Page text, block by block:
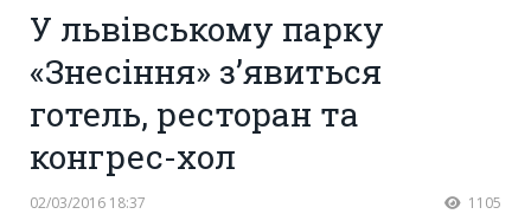
У львівському парку
«Знесіння» з’явиться
готель, ресторан та
конгрес-хол
02/03/2016 18:37 1105